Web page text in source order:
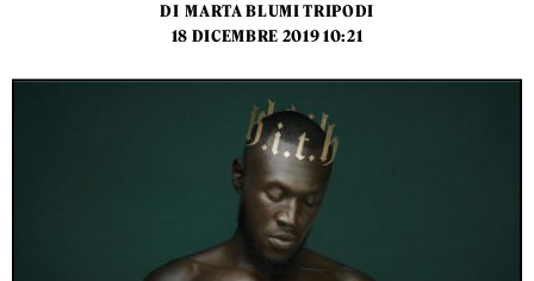
DI MARTA BLUMI TRIPODI
18 DICEMBRE 2019 10:21